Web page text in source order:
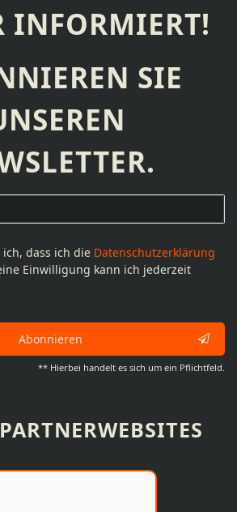
INFORMIERT!
SIE
dass ich die Daten­schutz­erklärung
Einwilligung kann ich jederzeit
Abonnieren
** Hierbei handelt es sich um ein Pflichtfeld.